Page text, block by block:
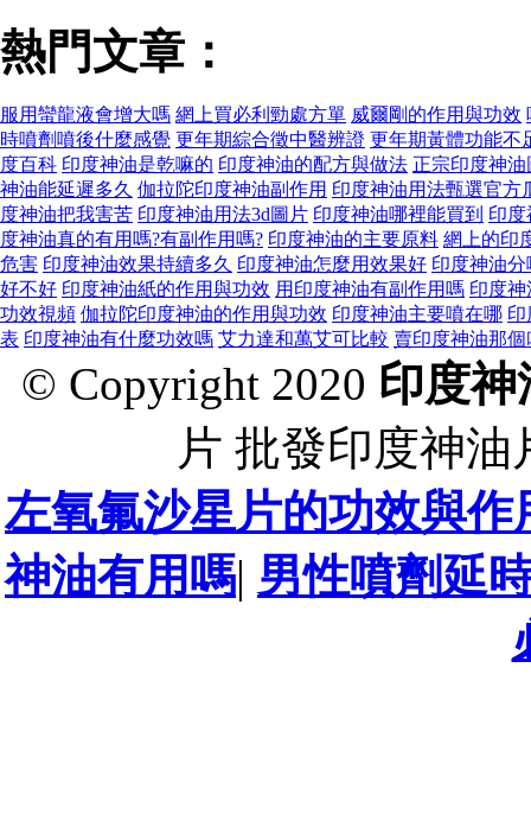
熱門文章：
服用蠻龍液會增大嗎 網上買必利勁處方單 威爾剛的作用與功效
時噴劑噴後什麼感覺 更年期綜合徵中醫辨證 更年期黃體功能不
度百科 印度神油是乾嘛的 印度神油的配方與做法 正宗印度神油
神油能延遲多久 伽拉陀印度神油副作用 印度神油用法甄選官方
度神油把我害苦 印度神油用法3d圖片 印度神油哪裡能買到 印
度神油真的有用嗎?有副作用嗎? 印度神油的主要原料 網上的印
危害 印度神油效果持續多久 印度神油怎麼用效果好 印度神油分
好不好 印度神油紙的作用與功效 用印度神油有副作用嗎 印度
功效視頻 伽拉陀印度神油的作用與功效 印度神油主要噴在哪 印
表 印度神油有什麼功效嗎 艾力達和萬艾可比較 賣印度神油那
© Copyright 2020 印度神
片 批發印度神
左氧氟沙星片的功效與作
神油有用嗎| 男性噴劑延